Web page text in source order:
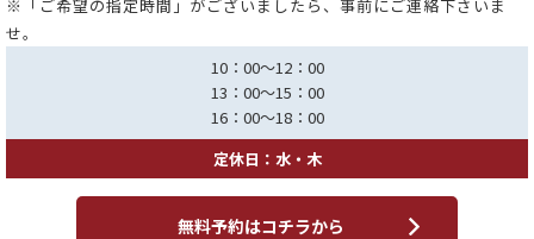
※「ご希望の指定時間」がございましたら、事前にご連絡下さいま
せ。
10：00～12：00
13：00～15：00
16：00～18：00
定休日：水・木
無料予約はコチラから